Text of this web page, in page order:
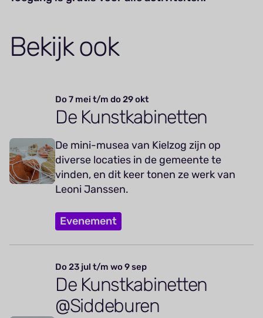
Bekijk ook
Do 7 mei t/m do 29 okt
De Kunstkabinetten
De mini-musea van Kielzog zijn op
diverse locaties in de gemeente te
vinden, en dit keer tonen ze werk van
Leoni Janssen.
Evenement
Do 23 jul t/m wo 9 sep
De Kunstkabinetten
@Siddeburen